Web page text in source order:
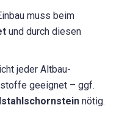
muss beim
und durch diesen
jeder Altbau-
geeignet – ggf.
nötig.